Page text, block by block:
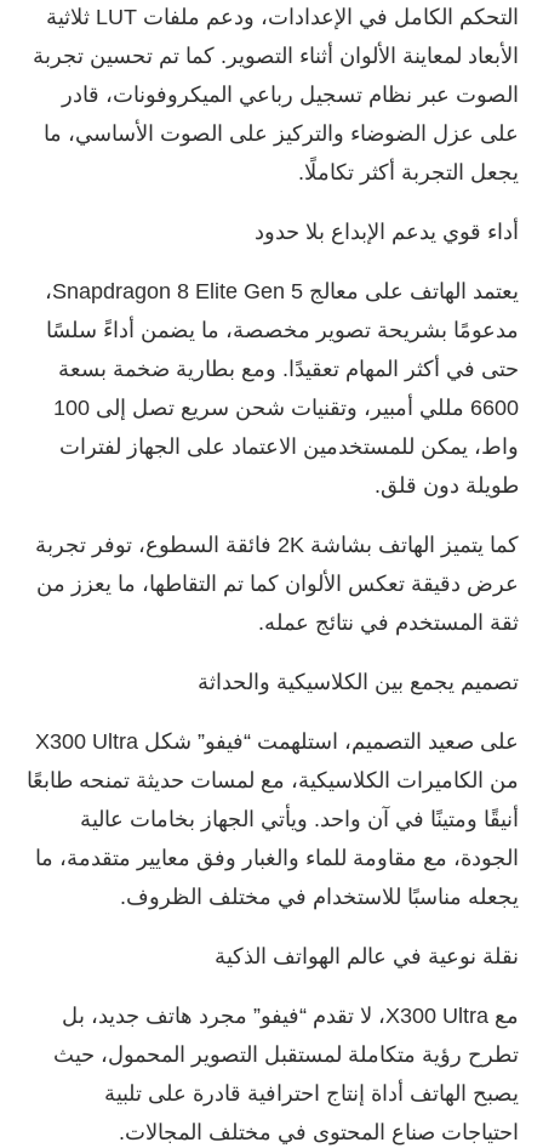
التحكم الكامل في الإعدادات، ودعم ملفات LUT ثلاثية
الأبعاد لمعاينة الألوان أثناء التصوير. كما تم تحسين تجربة
الصوت عبر نظام تسجيل رباعي الميكروفونات، قادر
على عزل الضوضاء والتركيز على الصوت الأساسي، ما
يجعل التجربة أكثر تكاملًا.
أداء قوي يدعم الإبداع بلا حدود
يعتمد الهاتف على معالج Snapdragon 8 Elite Gen 5،
مدعومًا بشريحة تصوير مخصصة، ما يضمن أداءً سلسًا
حتى في أكثر المهام تعقيدًا. ومع بطارية ضخمة بسعة
6600 مللي أمبير، وتقنيات شحن سريع تصل إلى 100
واط، يمكن للمستخدمين الاعتماد على الجهاز لفترات
طويلة دون قلق.
كما يتميز الهاتف بشاشة 2K فائقة السطوع، توفر تجربة
عرض دقيقة تعكس الألوان كما تم التقاطها، ما يعزز من
ثقة المستخدم في نتائج عمله.
تصميم يجمع بين الكلاسيكية والحداثة
على صعيد التصميم، استلهمت “فيفو” شكل X300 Ultra
من الكاميرات الكلاسيكية، مع لمسات حديثة تمنحه طابعًا
أنيقًا ومتينًا في آن واحد. ويأتي الجهاز بخامات عالية
الجودة، مع مقاومة للماء والغبار وفق معايير متقدمة، ما
يجعله مناسبًا للاستخدام في مختلف الظروف.
نقلة نوعية في عالم الهواتف الذكية
مع X300 Ultra، لا تقدم “فيفو” مجرد هاتف جديد، بل
تطرح رؤية متكاملة لمستقبل التصوير المحمول، حيث
يصبح الهاتف أداة إنتاج احترافية قادرة على تلبية
احتياجات صناع المحتوى في مختلف المجالات.